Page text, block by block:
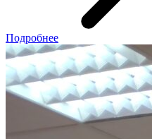
Подробнее